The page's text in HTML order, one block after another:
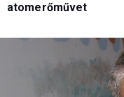
atomerőművet